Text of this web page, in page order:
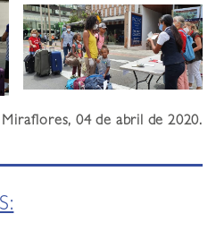
Miraflores, 04 de abril de 2020.